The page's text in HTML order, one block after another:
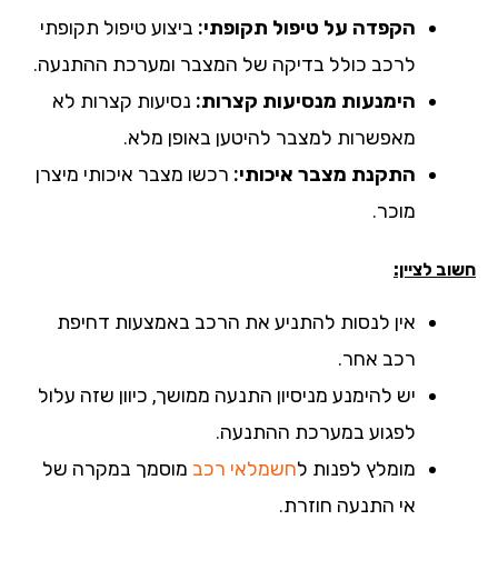
הקפדה על טיפול תקופתי:ביצוע טיפול תקופתי
לרכב כולל בדיקה של המצבר ומערכת ההתנעה.
הימנעות מנסיעות קצרות:נסיעות קצרות לא
מאפשרות למצבר להיטען באופן מלא.
התקנת מצבר איכותי:רכשו מצבר איכותי מיצרן
מוכר.
לציין:
אין לנסות להתניע את הרכב באמצעות דחיפת
רכב אחר.
יש להימנע מניסיון התנעה ממושך, כיוון שזה עלול
לפגוע במערכת ההתנעה.
מומלץ לפנות לחשמלאי רכב מוסמך במקרה של
אי התנעה חוזרת.